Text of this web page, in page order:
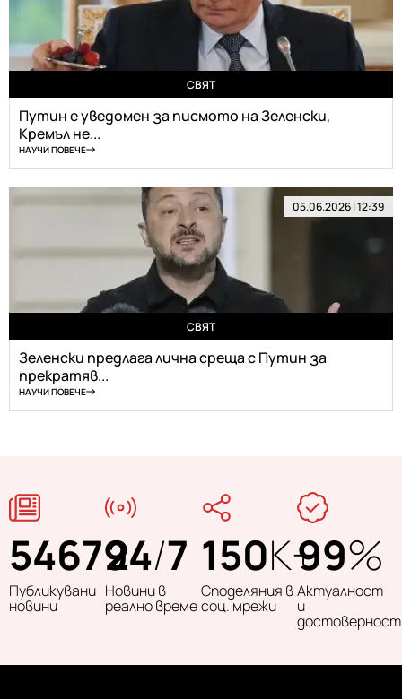
СВЯТ
Путин е уведомен за писмото на Зеленски,
Кремъл не...
НАУЧИ ПОВЕЧЕ
05.06.2026 | 12:39
СВЯТ
Зеленски предлага лична среща с Путин за
прекратяв...
НАУЧИ ПОВЕЧЕ
54679
Публикувани
новини
24/7
Новини в
реално време
150K+
Споделяния в
соц. мрежи
99%
Актуалност
и
достоверност